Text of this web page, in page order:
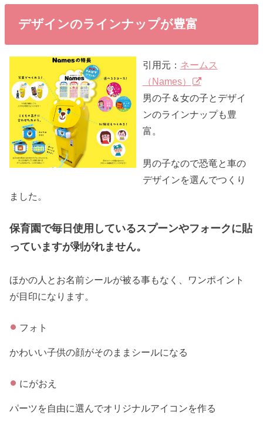
デザインのラインナップが豊富
引用元： ネームス
（Names）
男の子＆女の子とデザイ
ンのラインナップも豊
富。
男の子なので恐竜と車の
デザインを選んでつくり
ました。
保育園で毎日使用しているスプーンやフォークに貼
っていますが剥がれません。
ほかの人とお名前シールが被る事もなく、ワンポイント
が目印になります。
フォト
かわいい子供の顔がそのままシールになる
にがおえ
パーツを自由に選んでオリジナルアイコンを作る